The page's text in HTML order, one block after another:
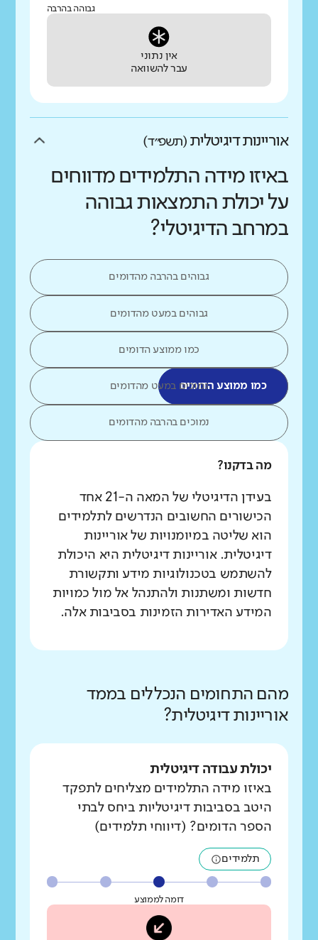
גבוהה בהרבה
אין נתוני
עבר להשוואה
אוריינות דיגיטלית (תשפ״ד)
באיזו מידה התלמידים מדווחים
על יכולת התמצאות גבוהה
במרחב הדיגיטלי?
גבוהים בהרבה מהדומים
גבוהים במעט מהדומים
כמו ממוצע הדומים
כמו ממוצע הדומיםנמוכים במעט מהדומים
נמוכים בהרבה מהדומים
מה בדקנו?
בעידן הדיגיטלי של המאה ה-21 אחד
הכישורים החשובים הנדרשים לתלמידים
הוא שליטה במיומנויות של אוריינות
דיגיטלית. אוריינות דיגיטלית היא היכולת
להשתמש בטכנולוגיות מידע ותקשורת
חדשות ומשתנות ולהתנהל אל מול כמויות
המידע האדירות הזמינות בסביבות אלה.
מהם התחומים הנכללים בממד
אוריינות דיגיטלית?
יכולת עבודה דיגיטלית
באיזו מידה התלמידים מצליחים לתפקד
היטב בסביבות דיגיטליות ביחס לבתי
הספר הדומים? (דיווחי תלמידים)
תלמידים
דומה לממוצע